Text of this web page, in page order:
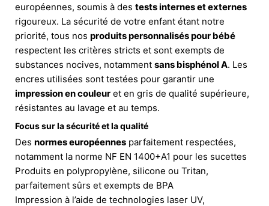
européennes, soumis à des tests internes et externes
rigoureux. La sécurité de votre enfant étant notre
priorité, tous nos produits personnalisés pour bébé
respectent les critères stricts et sont exempts de
substances nocives, notamment sans bisphénol A. Les
encres utilisées sont testées pour garantir une
impression en couleur et en gris de qualité supérieure,
résistantes au lavage et au temps.
Focus sur la sécurité et la qualité
Des normes européennes parfaitement respectées,
notamment la norme NF EN 1400+A1 pour les sucettes
Produits en polypropylène, silicone ou Tritan,
parfaitement sûrs et exempts de BPA
Impression à l’aide de technologies laser UV,